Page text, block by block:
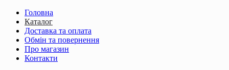
Головна
Каталог
Доставка та оплата
Обмін та повернення
Про магазин
Контакти